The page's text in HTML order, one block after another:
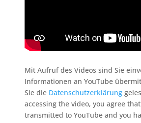
Mit Aufruf des Videos sind Sie
Informationen an YouTube
Sie die Datenschutzerklärung
accessing the video, you agree
transmitted to YouTube and you